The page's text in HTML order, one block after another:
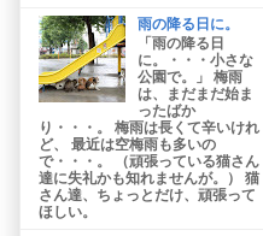
雨の降る日に。
「雨の降る日
に。・・・小さな
公園で。」 梅雨
は、まだまだ始ま
ったばか
り・・・。 梅雨は長くて辛いけれ
ど、 最近は空梅雨も多いの
で・・・。 （頑張っている猫さん
達に失礼かも知れませんが。） 猫
さん達、ちょっとだけ、頑張って
ほしい。